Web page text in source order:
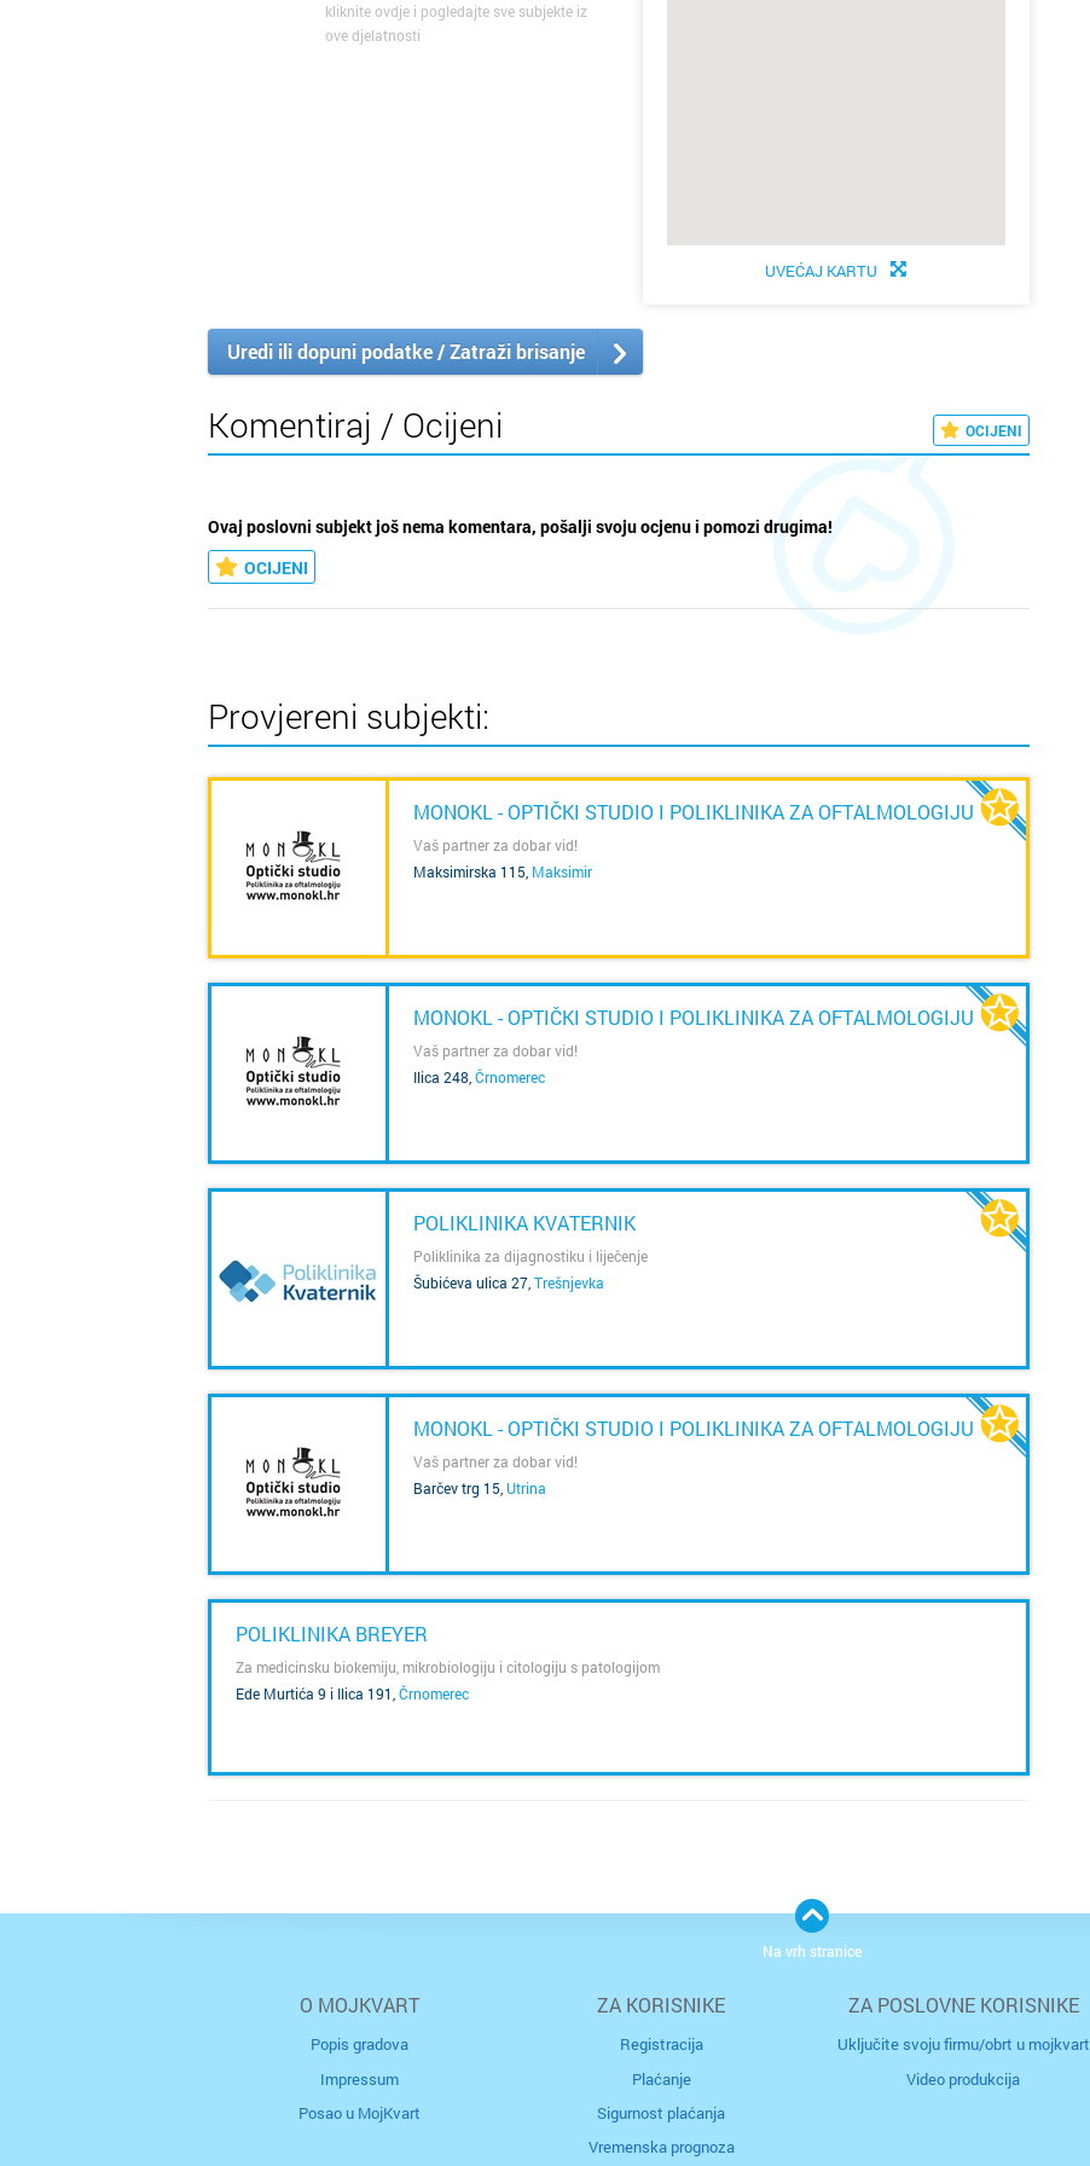
kliknite ovdje i pogledajte sve subjekte iz
ove djelatnosti
UVEĆAJ KARTU
Uredi ili dopuni podatke / Zatraži brisanje
Komentiraj / Ocijeni OCIJENI
Ovaj poslovni subjekt još nema komentara, pošalji svoju ocjenu i pomozi drugima!
OCIJENI
Provjereni subjekti:
MONOKL - OPTIČKI STUDIO I POLIKLINIKA ZA OFTALMOLOGIJU
Vaš partner za dobar vid!
Maksimirska 115 Maksimir
MONOKL - OPTIČKI STUDIO I POLIKLINIKA ZA OFTALMOLOGIJU
Vaš partner za dobar vid!
Ilica 248 Črnomerec
POLIKLINIKA KVATERNIK
Poliklinika za dijagnostiku i liječenje
Šubićeva ulica 27 Trešnjevka
MONOKL - OPTIČKI STUDIO I POLIKLINIKA ZA OFTALMOLOGIJU
Vaš partner za dobar vid!
Barčev trg 15 Utrina
POLIKLINIKA BREYER
Za medicinsku biokemiju, mikrobiologiju i citologiju s patologijom
Ede Murtića 9 i Ilica 191 Črnomerec
O MOJKVART
Popis gradova
Impressum
Posao u MojKvart
ZA KORISNIKE
Registracija
Plaćanje
Sigurnost plaćanja
Vremenska prognoza
ZA POSLOVNE KORISNIKE
Uključite svoju firmu/obrt u mojkvart
Video produkcija
Na vrh stranice